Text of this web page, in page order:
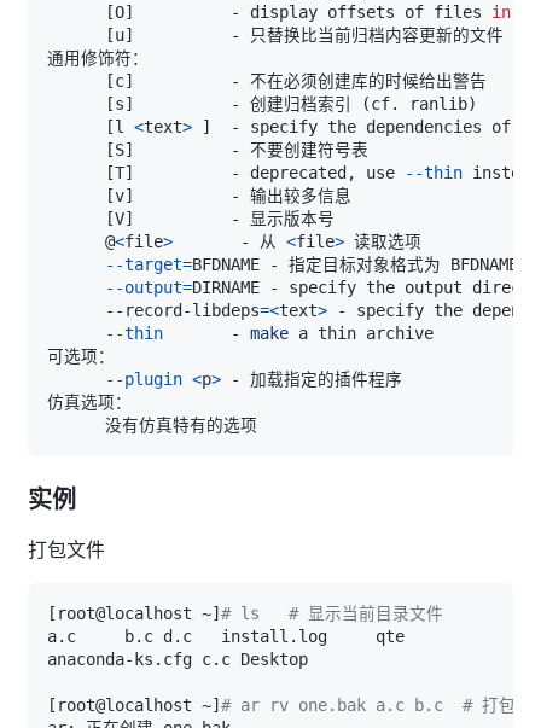
[O]
          - display offsets of files
in
[u]
[c]
[s]
          - 创建归档索引
(cf. ranlib)
[l <text>
]
[S]
[T]
          - deprecated, use
--thin
[v]
[V]
      @
<file>
       - 从
<file>
--target=
--output=DIRNAME - specify the output
      --record-libdeps
=<text>
--thin
       -
make
--plugin <p>
实例
打包文件
[ root@localhost ~] # ls   # 显示当前目录文件
[ root@localhost ~] # ar rv one.bak a.c b.c  # 打包